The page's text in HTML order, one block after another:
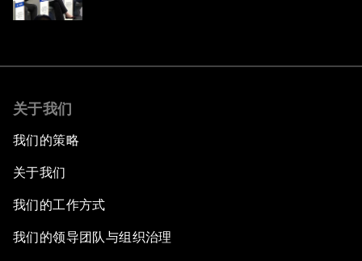
关于我们
我们的策略
关于我们
我们的工作方式
我们的领导团队与组织治理